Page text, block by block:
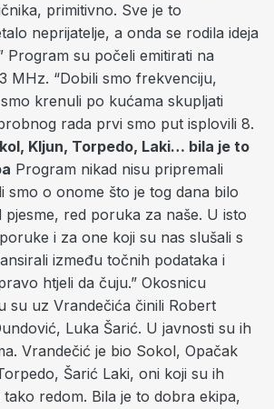
primitivno. Sve je to
neprijatelje, a onda se rodila ideja
Program su počeli emitirati na
MHz. “Dobili smo frekvenciju,
krenuli po kućama skupljati
rada prvi smo put isplovili 8.
Kljun, Torpedo, Laki… bila je to
Program nikad nisu pripremali
smo o onome što je tog dana bilo
pjesme, red poruka za naše. U isto
i za one koji su nas slušali s
između točnih podataka i
htjeli da čuju.” Okosnicu
su uz Vrandečića činili Robert
Luka Šarić. U javnosti su ih
Vrandečić je bio Sokol, Opačak
Šarić Laki, oni koji su ih
tako redom. Bila je to dobra ekipa,